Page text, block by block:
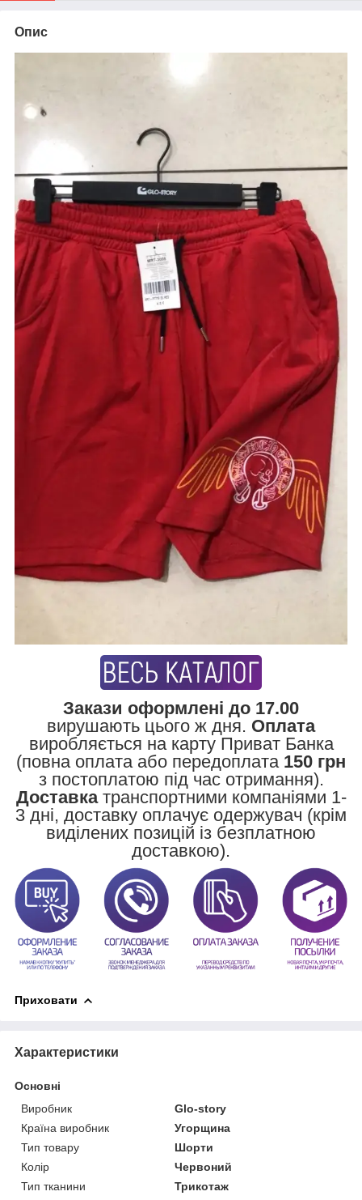
Опис
Закази оформлені до 17.00
вирушають цього ж дня. Оплата
виробляється на карту Приват Банка
(повна оплата або передоплата 150 грн
з постоплатою під час отримання).
Доставкатранспортними компаніями 1-
3 дні, доставку оплачує одержувач (крім
виділених позицій із безплатною
доставкою).
Приховати
Характеристики
Основні
Виробник
Glo-story
Країна виробник
Угорщина
Тип товару
Шорти
Колір
Червоний
Тип тканини
Трикотаж